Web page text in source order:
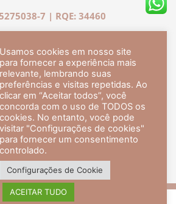
7 | RQE: 34460
em Medicina pela UFRJ.
Dermatologia pela UFRJ, tendo
a especialização em 2007.
Brasileira de Dermatologia,
título de especialista.
veja mais +
Usamos cookies em nosso site
para fornecer a experiência mais
relevante, lembrando suas
preferências e visitas repetidas. Ao
clicar em “Aceitar todos”, você
concorda com o uso de TODOS os
cookies. No entanto, você pode
visitar "Configurações de cookies"
para fornecer um consentimento
controlado.
Configurações de Cookie
ACEITAR TUDO